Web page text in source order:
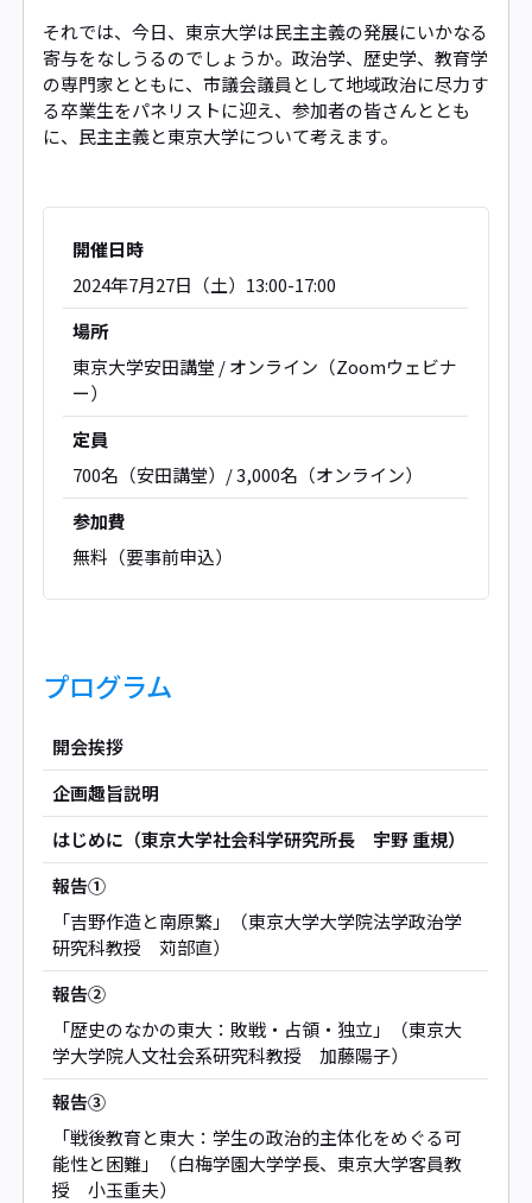
それでは、今日、東京大学は民主主義の発展にいかなる
寄与をなしうるのでしょうか。政治学、歴史学、教育学
の専門家とともに、市議会議員として地域政治に尽力す
る卒業生をパネリストに迎え、参加者の皆さんととも
に、民主主義と東京大学について考えます。
開催日時
2024年7月27日（土）13:00-17:00
場所
東京大学安田講堂 / オンライン（Zoomウェビナ
ー）
定員
700名（安田講堂）/ 3,000名（オンライン）
参加費
無料（要事前申込）
プログラム
開会挨拶
企画趣旨説明
はじめに（東京大学社会科学研究所長 宇野 重規）
報告①
「吉野作造と南原繁」（東京大学大学院法学政治学
研究科教授 苅部直）
報告②
「歴史のなかの東大：敗戦・占領・独立」（東京大
学大学院人文社会系研究科教授 加藤陽子）
報告③
「戦後教育と東大：学生の政治的主体化をめぐる可
能性と困難」（白梅学園大学学長、東京大学客員教
授 小玉重夫）